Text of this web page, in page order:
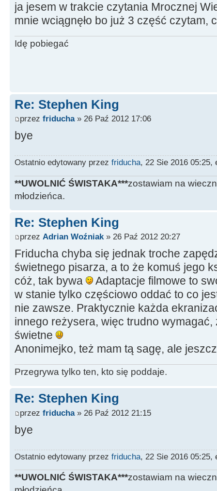
ja jesem w trakcie czytania Mrocznej
mnie wciągnęło bo już 3 część czytam,
Idę pobiegać
Re: Stephen King
przez friducha» 26 Paź 2012 17:06
bye
Ostatnio edytowany przez friducha, 22 Sie 2016 05:25,
**UWOLNIĆ ŚWISTAKA***zostawiam na
młodzieńca.
Re: Stephen King
przez Adrian Woźniak» 26 Paź 2012 20:27
Friducha chyba się jednak troche
świetnego pisarza, a to że komuś jego
cóż, tak bywa
Adaptacje filmowe to
w stanie tylko częściowo oddać to co
nie zawsze. Praktycznie każda
innego reżysera, więc trudno wymagać,
świetne
Anonimejko, też mam tą sagę, ale
Przegrywa tylko ten, kto się poddaje.
Re: Stephen King
przez friducha» 26 Paź 2012 21:15
bye
Ostatnio edytowany przez friducha, 22 Sie 2016 05:25,
**UWOLNIĆ ŚWISTAKA***zostawiam na